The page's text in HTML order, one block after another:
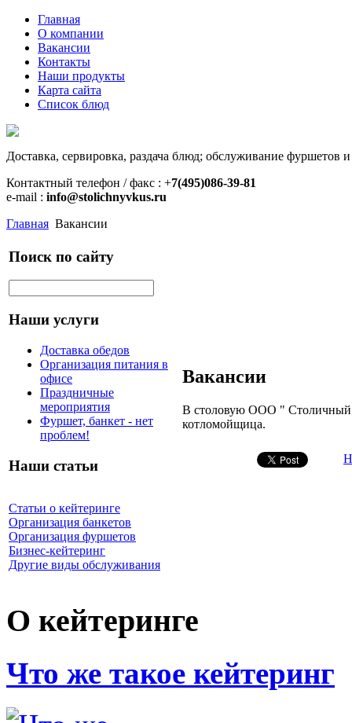
Главная
О компании
Вакансии
Контакты
Наши продукты
Карта сайта
Список блюд
Доставка, сервировка, раздача блюд; обслуживание фуршетов
Контактный телефон / факс : +7(495)086-39-81
e-mail : info@stolichnyvkus.ru
Главная Вакансии
Поиск по сайту
Наши услуги
Доставка обедов
Организация питания в
офисе
Праздничные
мероприятия
Фуршет, банкет - нет
проблем!
Наши статьи
Статьи о кейтеринге
Организация банкетов
Организация фуршетов
Бизнес-кейтеринг
Другие виды обслуживания
Вакансии
В столовую ООО " Столичный
котломойщица.
О кейтеринге
Что же такое кейтеринг